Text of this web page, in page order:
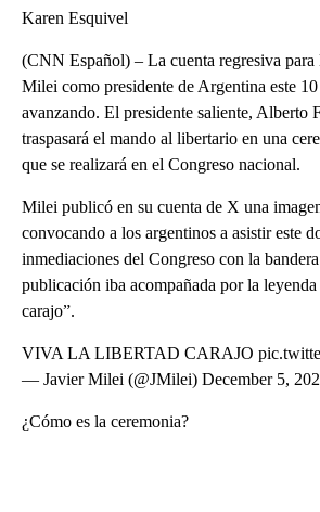
Karen Esquivel
(CNN Español) – La cuenta regresiva para
Milei como presidente de Argentina este
avanzando. El presidente saliente, Alberto
traspasará el mando al libertario en una
que se realizará en el Congreso nacional.
Milei publicó en su cuenta de X una
convocando a los argentinos a asistir este
inmediaciones del Congreso con la
publicación iba acompañada por la
carajo”.
VIVA LA LIBERTAD CARAJO
— Javier Milei (@JMilei) December 5,
¿Cómo es la ceremonia?